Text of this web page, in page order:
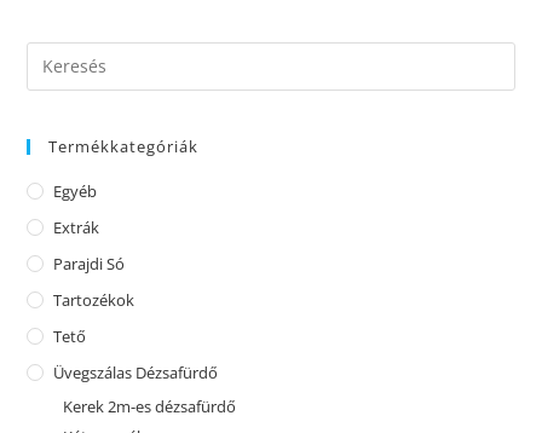
Termékkategóriák
Egyéb
Extrák
Parajdi Só
Tartozékok
Tető
Üvegszálas Dézsafürdő
Kerek 2m-es dézsafürdő